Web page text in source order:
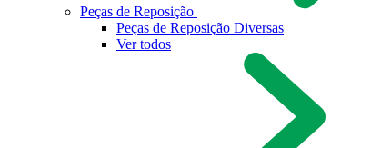
Peças de Reposição
Peças de Reposição Diversas
Ver todos